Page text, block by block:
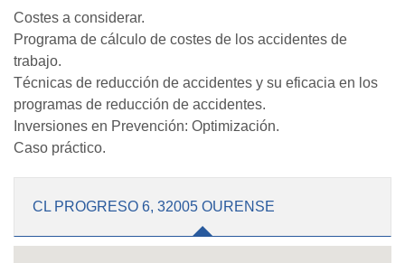
Costes a considerar.
Programa de cálculo de costes de los accidentes de
trabajo.
Técnicas de reducción de accidentes y su eficacia en los
programas de reducción de accidentes.
Inversiones en Prevención: Optimización.
Caso práctico.
CL PROGRESO 6, 32005 OURENSE